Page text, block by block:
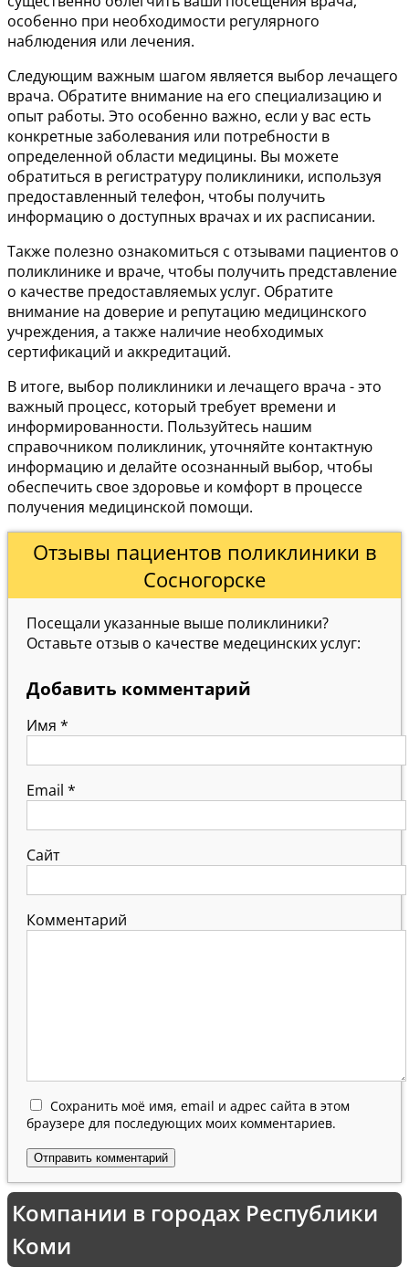
особенно при необходимости регулярного
наблюдения или лечения.
Следующим важным шагом является выбор лечащего
врача. Обратите внимание на его специализацию и
опыт работы. Это особенно важно, если у вас есть
конкретные заболевания или потребности в
определенной области медицины. Вы можете
обратиться в регистратуру поликлиники, используя
предоставленный телефон, чтобы получить
информацию о доступных врачах и их расписании.
Также полезно ознакомиться с отзывами пациентов о
поликлинике и враче, чтобы получить представление
о качестве предоставляемых услуг. Обратите
внимание на доверие и репутацию медицинского
учреждения, а также наличие необходимых
сертификаций и аккредитаций.
В итоге, выбор поликлиники и лечащего врача - это
важный процесс, который требует времени и
информированности. Пользуйтесь нашим
справочником поликлиник, уточняйте контактную
информацию и делайте осознанный выбор, чтобы
обеспечить свое здоровье и комфорт в процессе
получения медицинской помощи.
Отзывы пациентов поликлиники в
Сосногорске
Посещали указанные выше поликлиники?
Оставьте отзыв о качестве медецинских услуг:
Добавить комментарий
Имя *
Email *
Сайт
Комментарий
Сохранить моё имя, email и адрес сайта в этом
браузере для последующих моих комментариев.
Компании в городах Республики
Коми